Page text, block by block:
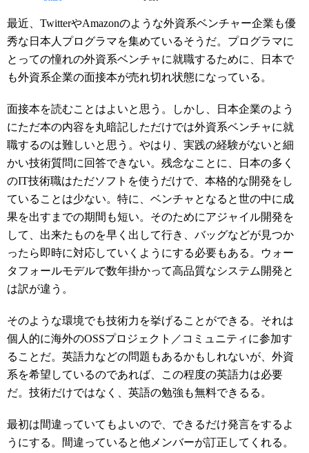
最近、TwitterやAmazonのような外資系ベンチャー企業も優
秀な日本人プログラマを集めているそうだ。プログラマに
とっての憧れの外資系ベンチャに就職するために、日本で
も外資系企業の面接本が売れ切れ状態になっている。
面接本を読むことはよいと思う。しかし、日本企業のよう
にただ本の内容を丸暗記しただけでは外資系ベンチャに就
職するのは難しいと思う。やはり、実践の経験がないと細
かい技術質問に回答できない。残念なことに、日本の多く
のIT技術職はただソフトを使うだけで、本格的な開発をし
ていることは少ない。特に、ベンチャとなると世の中に成
果を出すまでの期間も短い。そのためにアジャイル開発を
して、出来たものを早く出して行き、バッグなどが見つか
ったら即時に対応していくようにする必要もある。ウォー
タフォールモデルで数年掛かって高品質なシステム開発と
は訳が違う。
そのような環境でも技術力を挙げることができる。それは
個人的に海外のOSSプロジェクト／コミュニティに参加す
ることだ。英語力などの問題もあるかもしれないが、外資
系を希望しているのであれば、この程度の英語力は必要
だ。技術だけではなく、英語の勉強も無料できるる。
最初は間違っていてもよいので、できるだけ発言をするよ
うにする。間違っていると他メンバーが訂正してくれる。